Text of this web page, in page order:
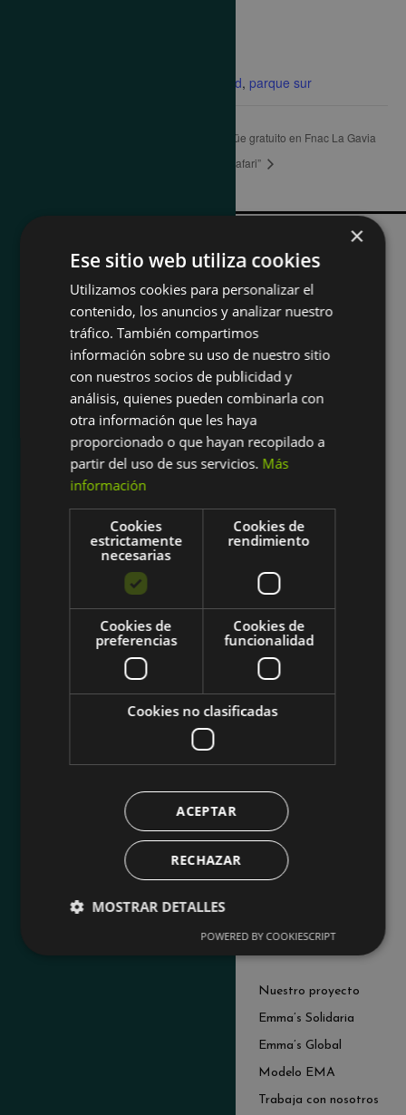
INICIO
INSCRIPCIÓN
ESCUELAS
AULA VIRTUAL
SERVICIOS
CONTACTO
madrid, parque sur
Taller bilingüe gratuito en Fnac La Gavia
“Let´s go on Safari”
servicio de la
enseñanza y la
innovación
educativa
Dirección
C/ Pico de
Montánchez 10
eMail.
info@emma-
s.com
Empresa
Nuestro proyecto
Emma’s Solidaria
Emma’s Global
Modelo EMA
Trabaja con nosotros
×
Ese sitio web utiliza cookies
Utilizamos cookies para personalizar el
contenido, los anuncios y analizar nuestro
tráfico. También compartimos
información sobre su uso de nuestro sitio
con nuestros socios de publicidad y
análisis, quienes pueden combinarla con
otra información que les haya
proporcionado o que hayan recopilado a
partir del uso de sus servicios. Más
información
Cookies
estrictamente
necesarias
Cookies de
rendimiento
Cookies de
preferencias
Cookies de
funcionalidad
Cookies no clasificadas
ACEPTAR
RECHAZAR
MOSTRAR DETALLES
POWERED BY COOKIESCRIPT